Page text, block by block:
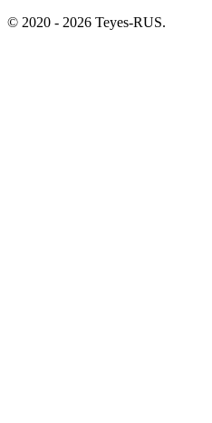
© 2020 - 2026 Teyes-RUS.